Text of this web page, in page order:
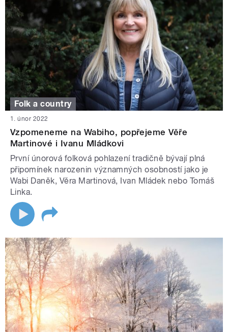
Folk a country
1. únor 2022
Vzpomeneme na Wabiho, popřejeme Věře
Martinové i Ivanu Mládkovi
První únorová folková pohlazení tradičně bývají plná
připomínek narozenin významných osobností jako je
Wabi Daněk, Věra Martinová, Ivan Mládek nebo Tomáš
Linka.